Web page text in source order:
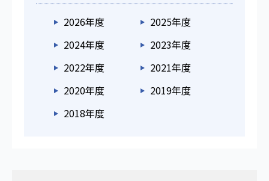
2026年度
2025年度
2024年度
2023年度
2022年度
2021年度
2020年度
2019年度
2018年度